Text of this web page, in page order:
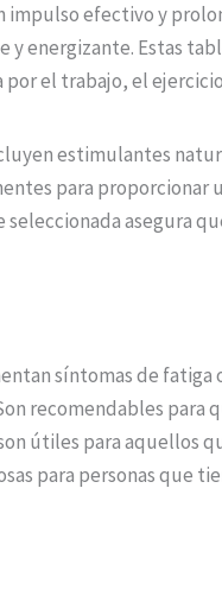
impulso efectivo y
energizante. Estas
el trabajo, el
estimulantes
para
asegura
síntomas de fatiga
recomendables para
útiles para aquellos
para personas que